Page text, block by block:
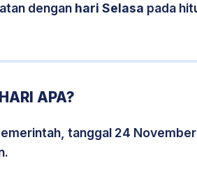
dengan hari Selasa pada
APA?
tanggal 24